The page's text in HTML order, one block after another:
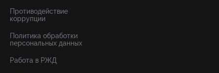
Противодействие
коррупции
Политика обработки
персональных данных
Работа в РЖД